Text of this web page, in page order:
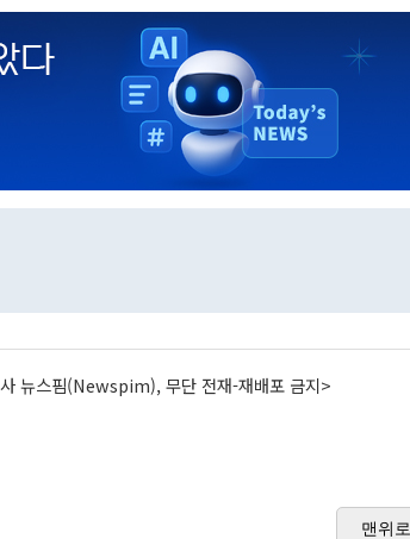
뉴스핌(Newspim), 무단 전재-재배포 금지>
맨위로